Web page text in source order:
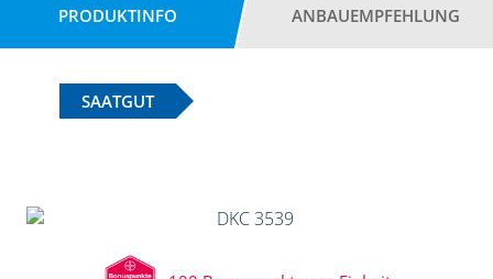
PRODUKTINFO ANBAUEMPFEHLUNG
SAATGUT